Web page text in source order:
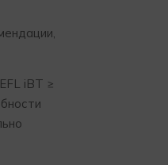
iBT ≥